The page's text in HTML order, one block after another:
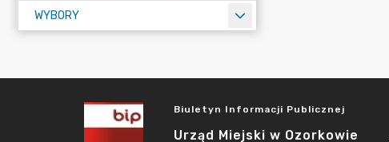
WYBORY
Biuletyn Informacji Publicznej
Urząd Miejski w Ozorkowie